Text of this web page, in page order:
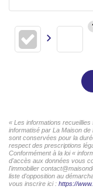
« Les informations
informatisé par La Maison
sont conservées pour la
respect des prescriptions
Conformément à la loi «
d'accès aux données vous
l'immobilier
liste d'opposition au
vous inscrire ici : https://